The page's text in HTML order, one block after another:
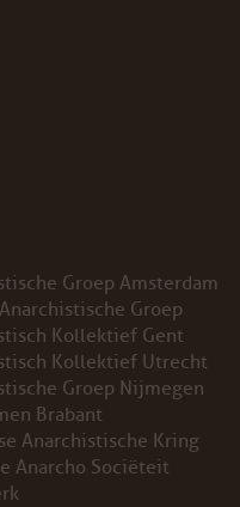
Groep Amsterdam
Groep
Kollektief Gent
Kollektief Utrecht
Groep Nijmegen
Brabant
Anarchistische Kring
Anarcho Sociëteit